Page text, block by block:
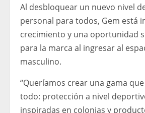
Al desbloquear un nuevo nivel
personal para todos, Gem está
crecimiento y una oportunidad
para la marca al ingresar al
masculino.
“Queríamos crear una gama
todo: protección a nivel
inspiradas en colonias y